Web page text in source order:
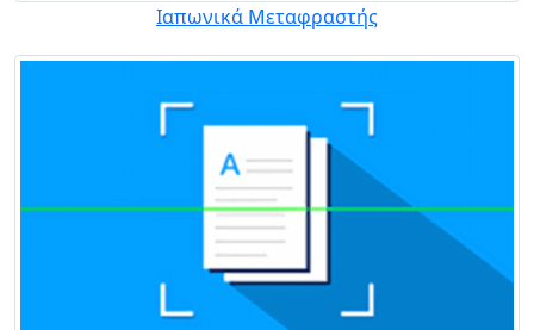
Ιαπωνικά Μεταφραστής